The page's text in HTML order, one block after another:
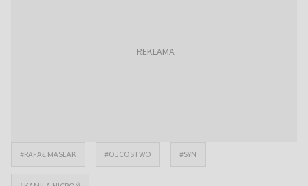
#RAFAŁ MASLAK #OJCOSTWO #SYN